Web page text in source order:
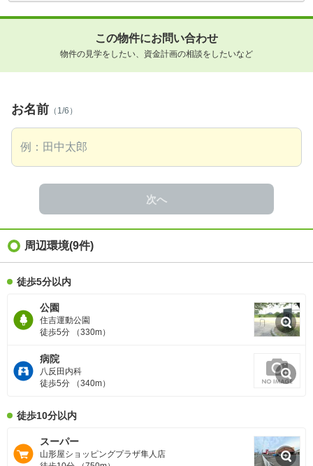
この物件にお問い合わせ
物件の見学をしたい、資金計画の相談をしたいなど
お名前 （1/6）
次へ
周辺環境(9件)
徒歩5分以内
公園
住吉運動公園
徒歩5分 （330m）
病院
八反田内科
徒歩5分 （340m）
徒歩10分以内
スーパー
山形屋ショッピングプラザ隼人店